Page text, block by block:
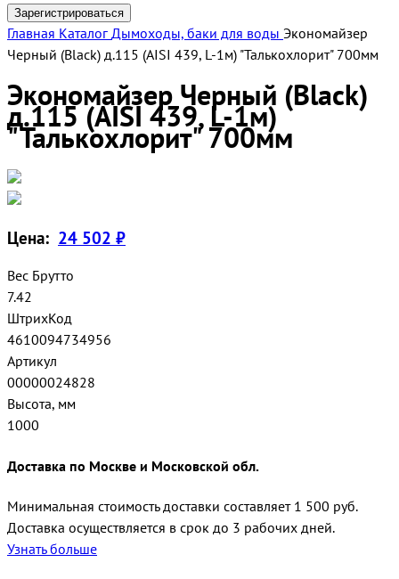
Зарегистрироваться
Главная Каталог Дымоходы, баки для воды Экономайзер
Черный (Black) д.115 (AISI 439, L-1м) "Талькохлорит" 700мм
Экономайзер Черный (Black)
д.115 (AISI 439, L-1м)
"Талькохлорит" 700мм
Цена: 24 502 ₽
Вес Брутто
7.42
ШтрихКод
4610094734956
Артикул
00000024828
Высота, мм
1000
Доставка по Москве и Московской обл.
Минимальная стоимость доставки составляет 1 500 руб.
Доставка осуществляется в срок до 3 рабочих дней.
Узнать больше